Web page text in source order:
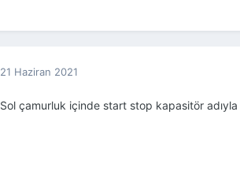
21 Haziran 2021
Sol çamurluk içinde start stop kapasitör